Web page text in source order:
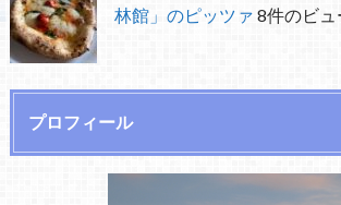
林館」のピッツァ 8件のビュ
プロフィール